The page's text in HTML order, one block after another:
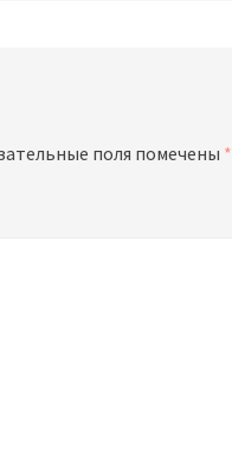
поля помечены *